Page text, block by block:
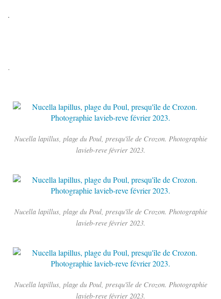
.
Nucella lapillus, plage du Poul, presqu'île de Crozon. Photographie
lavieb-reve février 2023.
Nucella lapillus, plage du Poul, presqu'île de Crozon. Photographie
lavieb-reve février 2023.
Nucella lapillus, plage du Poul, presqu'île de Crozon. Photographie
lavieb-reve février 2023.